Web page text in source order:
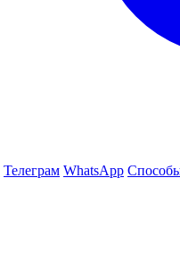
Телеграм WhatsApp